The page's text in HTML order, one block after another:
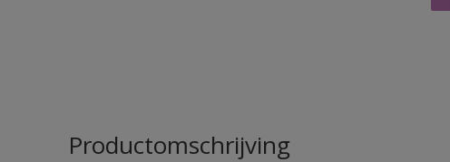
Productomschrijving